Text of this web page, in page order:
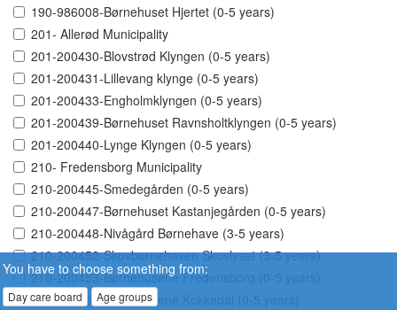
190-986008-Børnehuset Hjertet (0-5 years)
201- Allerød Municipality
201-200430-Blovstrød Klyngen (0-5 years)
201-200431-Lillevang klynge (0-5 years)
201-200433-Engholmklyngen (0-5 years)
201-200439-Børnehuset Ravnsholtklyngen (0-5 years)
201-200440-Lynge Klyngen (0-5 years)
210- Fredensborg Municipality
210-200445-Smedegården (0-5 years)
210-200447-Børnehuset Kastanjegården (0-5 years)
210-200448-Nivågård Børnehave (3-5 years)
210-200452-Skovbørnehaven Skovlyset (3-5 years)
210-200453-Børnehusene Fredensborg (0-5 years)
210-200455-Børnehusene Kokkedal (0-5 years)
You have to choose something from:
Day care board Age groups